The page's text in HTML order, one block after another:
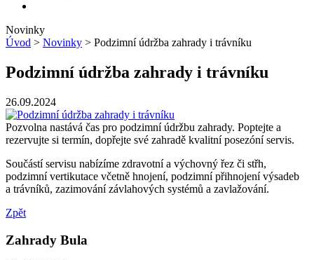
Novinky
Úvod > Novinky > Podzimní údržba zahrady i trávníku
Podzimní údržba zahrady i trávníku
26.09.2024
Pozvolna nastává čas pro podzimní údržbu zahrady. Poptejte a
rezervujte si termín, dopřejte své zahradě kvalitní posezóní servis.
Součástí servisu nabízíme zdravotní a výchovný řez či střh,
podzimní vertikutace včetně hnojení, podzimní přihnojení výsadeb
a trávníků, zazimování závlahových systémů a zavlažování.
Zpět
Zahrady Bula